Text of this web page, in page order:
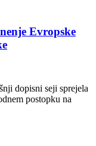
Evropske
dopisni seji sprejela
postopku na